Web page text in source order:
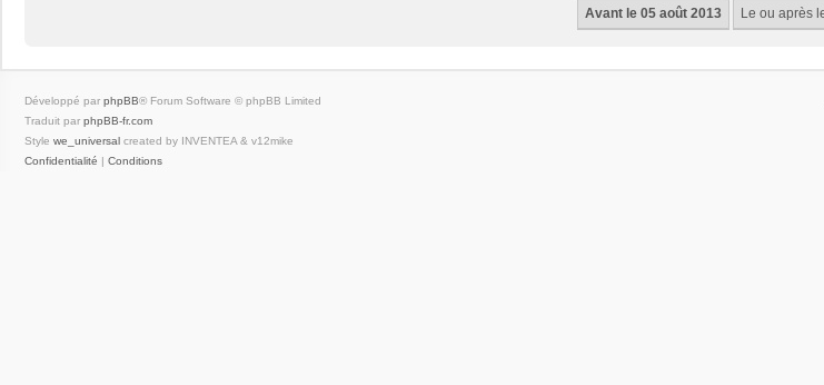
Développé par phpBB® Forum Software © phpBB Limited
Traduit par phpBB-fr.com
Style we_universal created by INVENTEA & v12mike
Confidentialité | Conditions